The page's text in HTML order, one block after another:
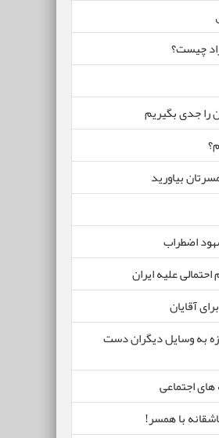
چیست؟
جدی بگیریم
بیاورید
اضطراب
علیه ایران
آقایان
به وسایل دیگران دست
با همسر!